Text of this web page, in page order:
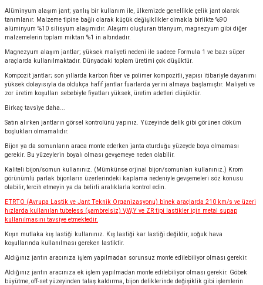
Alüminyum alaşım jant; yanlış bir kullanım ile, ülkemizde genellikle çelik jant olarak
tanımlanır. Malzeme tipine bağlı olarak küçük değişiklikler olmakla birlikte %90
alüminyum %10 silisyum alaşımıdır. Alaşımı oluşturan titanyum, magnezyum gibi diğer
malzemelerin toplam miktarı %1 in altındadır.
Magnezyum alaşım jantlar; yüksek maliyeti nedeni ile sadece Formula 1 ve bazı süper
araçlarda kullanılmaktadır. Dünyadaki toplam üretimi çok düşüktür.
Kompozit jantlar; son yıllarda karbon fiber ve polimer kompozitli, yapısı itibariyle dayanımı
yüksek dolayısıyla da oldukça hafif jantlar fuarlarda yerini almaya başlamıştır. Maliyeti ve
zor üretim koşulları sebebiyle fiyatları yüksek, üretim adetleri düşüktür.
Birkaç tavsiye daha...
Satın alırken jantların görsel kontrolünü yapınız. Yüzeyinde delik gibi görünen döküm
boşlukları olmamalıdır.
Bijon ya da somunların araca monte ederken janta oturduğu yüzeyde boya olmaması
gerekir. Bu yüzeylerin boyalı olması gevşemeye neden olabilir.
Kaliteli bijon/somun kullanınız. (Mümkünse orjinal bijon/somunları kullanınız.) Krom
görünümlü parlak bijonların üzerlerindeki kaplama nedeniyle gevşemeleri söz konusu
olabilir, tercih etmeyin ya da belirli aralıklarla kontrol edin.
ETRTO (Avrupa Lastik ve Jant Teknik Organizasyonu) binek araçlarda 210 km/s ve üzeri
hızlarda kullanılan tubeless (şambrelsiz) V,W,Y ve ZR tipi lastikler için metal supap
kullanılmasını tavsiye etmektedir.
Kışın mutlaka kış lastiği kullanınız. Kış lastiği kar lastiği değildir, soğuk hava
koşullarında kullanılması gereken lastiktir.
Aldığınız jantın aracınıza işlem yapılmadan sorunsuz monte edilebiliyor olması gerekir.
Aldığınız jantın aracınıza ek işlem yapılmadan monte edilebiliyor olması gerekir. Göbek
büyütme, off-set yüzeyinden talaş kaldırma, bijon deliklerinde değişiklik gibi işlemlerin